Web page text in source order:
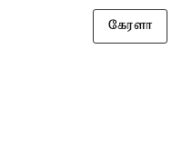
கேரளா